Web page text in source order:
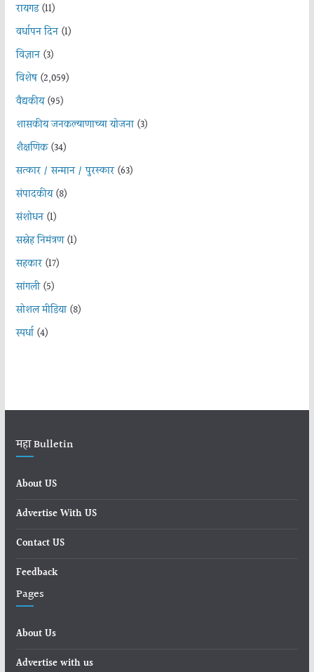
रायगड(11)
वर्धापन दिन(1)
विज्ञान(3)
विशेष(2,059)
वैद्यकीय(95)
शासकीय जनकल्याणाच्या योजना(3)
शैक्षणिक(34)
सत्कार / सन्मान / पुरस्कार(63)
संपादकीय(8)
संशोधन(1)
सस्नेह निमंत्रण(1)
सहकार(17)
सांगली(5)
सोशल मीडिया(8)
स्पर्धा(4)
महा Bulletin
About US
Advertise With US
Contact US
Feedback
Pages
About Us
Advertise with us